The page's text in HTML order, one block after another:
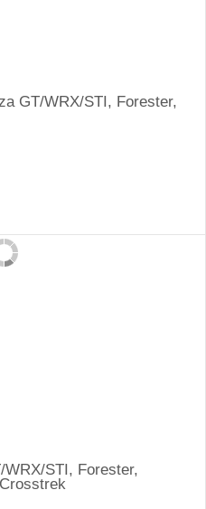
GT/WRX/STI, Forester,
STI, Forester,